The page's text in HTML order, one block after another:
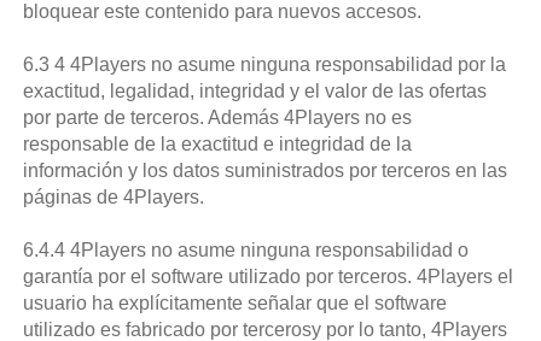
bloquear este contenido para nuevos accesos.
6.3 4 4Players no asume ninguna responsabilidad por la
exactitud, legalidad, integridad y el valor de las ofertas
por parte de terceros. Además 4Players no es
responsable de la exactitud e integridad de la
información y los datos suministrados por terceros en las
páginas de 4Players.
6.4.4 4Players no asume ninguna responsabilidad o
garantía por el software utilizado por terceros. 4Players el
usuario ha explícitamente señalar que el software
utilizado es fabricado por tercerosy por lo tanto, 4Players